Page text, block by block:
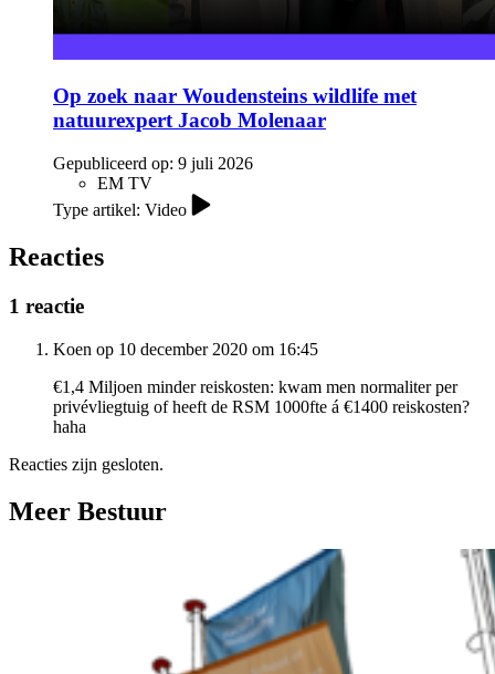
Op zoek naar Woudensteins wildlife met
natuurexpert Jacob Molenaar
Gepubliceerd op: 9 juli 2026
EM TV
Type artikel: Video
Reacties
1 reactie
Koen op 10 december 2020 om 16:45
€1,4 Miljoen minder reiskosten: kwam men normaliter per
privévliegtuig of heeft de RSM 1000fte á €1400 reiskosten?
haha
Reacties zijn gesloten.
Meer Bestuur